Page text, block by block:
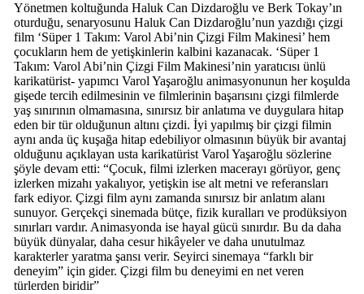
Yönetmen koltuğunda Haluk Can Dizdaroğlu ve Berk Tokay’ın
oturduğu, senaryosunu Haluk Can Dizdaroğlu’nun yazdığı çizgi
film ‘Süper 1 Takım: Varol Abi’nin Çizgi Film Makinesi’ hem
çocukların hem de yetişkinlerin kalbini kazanacak. ‘Süper 1
Takım: Varol Abi’nin Çizgi Film Makinesi’nin yaratıcısı ünlü
karikatürist- yapımcı Varol Yaşaroğlu animasyonunun her koşulda
gişede tercih edilmesinin ve filmlerinin başarısını çizgi filmlerde
yaş sınırının olmamasına, sınırsız bir anlatıma ve duygulara hitap
eden bir tür olduğunun altını çizdi. İyi yapılmış bir çizgi filmin
aynı anda üç kuşağa hitap edebiliyor olmasının büyük bir avantaj
olduğunu açıklayan usta karikatürist Varol Yaşaroğlu sözlerine
şöyle devam etti: “Çocuk, filmi izlerken macerayı görüyor, genç
izlerken mizahı yakalıyor, yetişkin ise alt metni ve referansları
fark ediyor. Çizgi film aynı zamanda sınırsız bir anlatım alanı
sunuyor. Gerçekçi sinemada bütçe, fizik kuralları ve prodüksiyon
sınırları vardır. Animasyonda ise hayal gücü sınırdır. Bu da daha
büyük dünyalar, daha cesur hikâyeler ve daha unutulmaz
karakterler yaratma şansı verir. Seyirci sinemaya “farklı bir
deneyim” için gider. Çizgi film bu deneyimi en net veren
türlerden biridir”